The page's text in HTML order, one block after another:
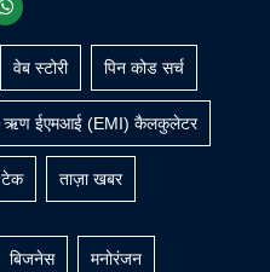
वेब स्टोरी पिन कोड सर्च
ऋण ईएमआई (EMI) कैलकुलेटर
टेक ताज़ा खबर
बिजनेस मनोरंजन